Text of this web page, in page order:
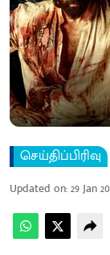
செய்திப்பிரிவு
Updated on:29 Jan